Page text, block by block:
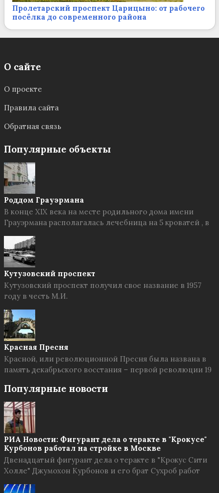
Пролетарский проспект Царицыно: от рабочего
посёлка до современного района
О сайте
О проекте
Правила сайта
Обратная связь
Популярные объекты
Роддом Грауэрмана
В конце XIX века на месте родильного дома имени
Грауэрмана располагалась лечебница на 5 кроватей , в
Кутузовский проспект
Кутузовский проспект получил свое название в 1957
году в честь М.И.
Красная Пресня
Красной, или революционной Пресня была названа в
память декабрьского восстания – первой революции 19
Популярные новости
РИА Новости: Фигурант дела о теракте в "Крокусе"
Курбонов работал на стройке в Москве
Двенадцатый фигурант дела о теракте в "Крокус Сити
Холле" Джумохон Курбонов и его брат Сухроб работ